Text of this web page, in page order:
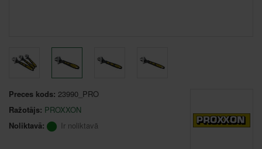
Preces kods: 23990_PRO
Ražotājs: PROXXON
Noliktavā:
Ir noliktavā